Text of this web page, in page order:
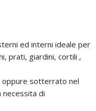
ed interni ideale per
prati, giardini, cortili ,
oppure sotterrato nel
necessita di